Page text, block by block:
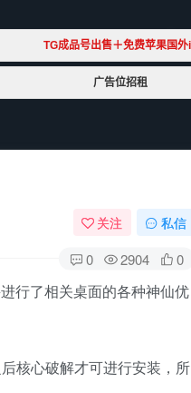
关注 私信
0 2904 0
行了相关桌面的各种神仙优
核心破解才可进行安装，所